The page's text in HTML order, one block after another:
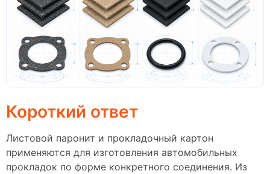
Короткий ответ
Листовой паронит и прокладочный картон
применяются для изготовления автомобильных
прокладок по форме конкретного соединения. Из